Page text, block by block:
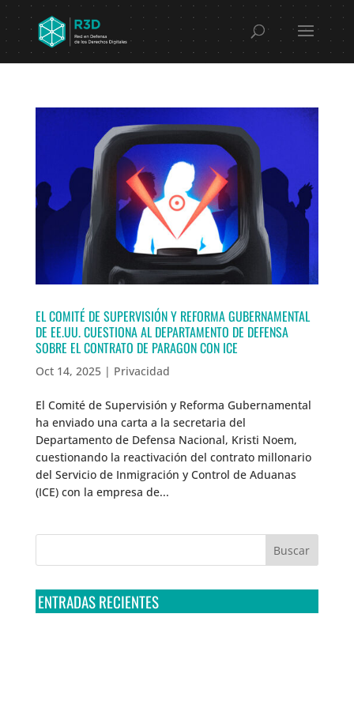
EL COMITÉ DE SUPERVISIÓN Y REFORMA GUBERNAMENTAL
DE EE.UU. CUESTIONA AL DEPARTAMENTO DE DEFENSA
SOBRE EL CONTRATO DE PARAGON CON ICE
Oct 14, 2025| Privacidad
El Comité de Supervisión y Reforma Gubernamental
ha enviado una carta a la secretaria del
Departamento de Defensa Nacional, Kristi Noem,
cuestionando la reactivación del contrato millonario
del Servicio de Inmigración y Control de Aduanas
(ICE) con la empresa de...
ENTRADAS RECIENTES